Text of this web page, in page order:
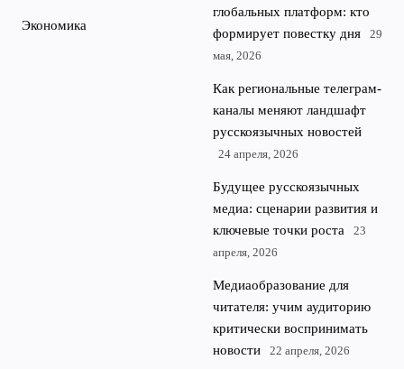
Экономика
глобальных платформ: кто
формирует повестку дня
29
мая, 2026
Как региональные телеграм-
каналы меняют ландшафт
русскоязычных новостей
24 апреля, 2026
Будущее русскоязычных
медиа: сценарии развития и
ключевые точки роста
23
апреля, 2026
Медиаобразование для
читателя: учим аудиторию
критически воспринимать
новости
22 апреля, 2026